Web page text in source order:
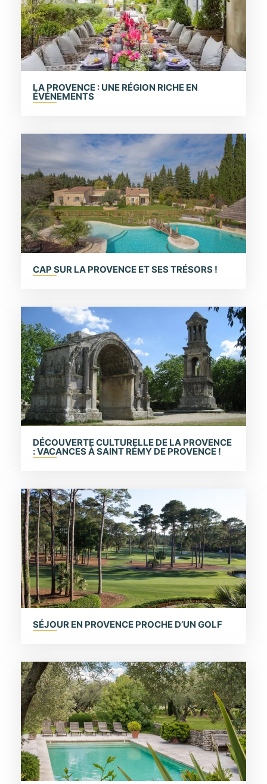
LA PROVENCE : UNE RÉGION RICHE EN
ÉVÉNEMENTS
CAP SUR LA PROVENCE ET SES TRÉSORS !
DÉCOUVERTE CULTURELLE DE LA PROVENCE
: VACANCES À SAINT RÉMY DE PROVENCE !
SÉJOUR EN PROVENCE PROCHE D’UN GOLF